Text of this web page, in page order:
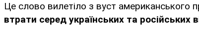
Це слово вилетіло з вуст американського
втрати серед українських та російських